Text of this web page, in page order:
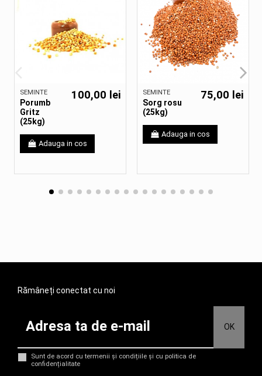
SEMINTE
Porumb
Gritz
(25kg)
100,00 lei
Adauga in cos
SEMINTE
Sorg rosu
(25kg)
75,00 lei
Adauga in cos
Rămâneți conectat cu noi
Sunt de acord cu termenii și condițiile și cu politica de
confidențialitate